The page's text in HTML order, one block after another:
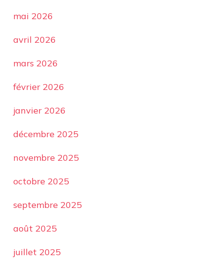
mai 2026
avril 2026
mars 2026
février 2026
janvier 2026
décembre 2025
novembre 2025
octobre 2025
septembre 2025
août 2025
juillet 2025